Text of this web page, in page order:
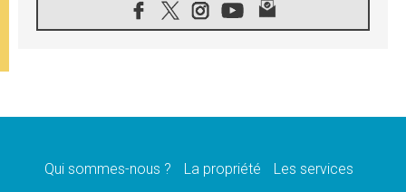
07.08.2026
1ère Conférence continentale sur l'éducation
07.08.2026
07.08.2026
Qui sommes-nous ? La propriété
Les services